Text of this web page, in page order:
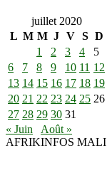
juillet 2020
L M M J V S D
1
2 3 4
5
6
7 8 9 10 11 12
13 14 15 16 17 18 19
20 21 22 23 24 25 26
27 28 29 30 31
« Juin
Août »
AFRIKINFOS MALI